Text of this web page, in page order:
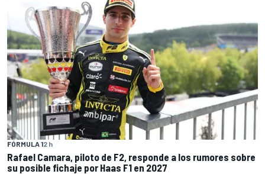
FÓRMULA 12 h
Rafael Camara, piloto de F2, responde a los rumores sobre
su posible fichaje por Haas F1 en 2027